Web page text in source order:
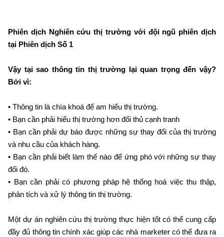
Phiên dịch Nghiên cứu thị trường với đội ngũ phiên dịch
tại Phiên dịch Số 1
Vậy tại sao thông tin thị trường lại quan trọng đến vậy?
Bởi vì:
• Thông tin là chìa khoá để am hiểu thị trường.
• Bạn cần phải hiểu thị trường hơn đối thủ cạnh tranh
• Bạn cần phải dự báo được những sự thay đổi của thị trường
và nhu cầu của khách hàng.
• Bạn cần phải biết làm thế nào để ứng phó với những sự thay
đổi đó.
• Bạn cần phải có phương pháp hệ thống hoá việc thu thập,
phân tích và xử lý thông tin thị trường.
Một dự án nghiên cứu thị trường thực hiện tốt có thể cung cấp
đầy đủ thông tin chính xác giúp các nhà marketer có thể đưa ra